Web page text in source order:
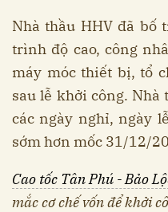
Nhà thầu HHV đã
trình độ cao, công
máy móc thiết bị, tổ
sau lễ khởi công. Nhà
các ngày nghỉ, ngày
sớm hơn mốc 31/12/
Cao tốc Tân Phú - Bảo
mắc cơ chế vốn để khởi